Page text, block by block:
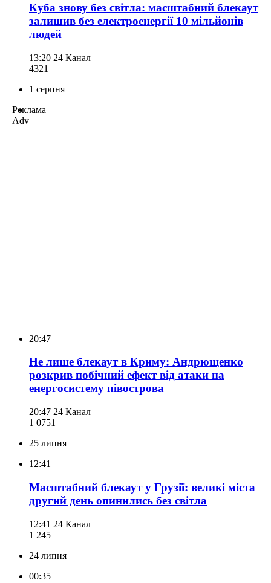
Куба знову без світла: масштабний блекаут
залишив без електроенергії 10 мільйонів
людей
13:20 24 Канал
4321
1 серпня
Реклама
Adv
20:47
Не лише блекаут в Криму: Андрющенко
розкрив побічний ефект від атаки на
енергосистему півострова
20:47 24 Канал
1 0751
25 липня
12:41
Масштабний блекаут у Грузії: великі міста
другий день опинились без світла
12:41 24 Канал
1 245
24 липня
00:35